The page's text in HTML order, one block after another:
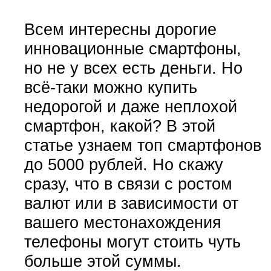
Всем интересны дорогие
инновационные смартфоны,
но не у всех есть деньги. Но
всё-таки можно купить
недорогой и даже неплохой
смартфон, какой? В этой
статье узнаем топ смартфонов
до 5000 рублей. Но скажу
сразу, что в связи с ростом
валют или в зависимости от
вашего местонахождения
телефоны могут стоить чуть
больше этой суммы.